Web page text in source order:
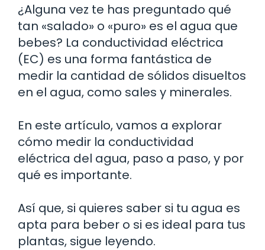
¿Alguna vez te has preguntado qué
tan «salado» o «puro» es el agua que
bebes? La conductividad eléctrica
(EC) es una forma fantástica de
medir la cantidad de sólidos disueltos
en el agua, como sales y minerales.
En este artículo, vamos a explorar
cómo medir la conductividad
eléctrica del agua, paso a paso, y por
qué es importante.
Así que, si quieres saber si tu agua es
apta para beber o si es ideal para tus
plantas, sigue leyendo.